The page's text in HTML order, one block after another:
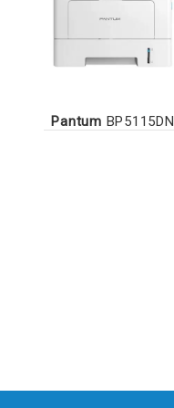
Pantum BP5115DN